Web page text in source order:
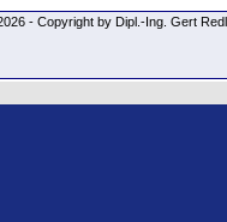
- Copyright by Dipl.-Ing. Gert